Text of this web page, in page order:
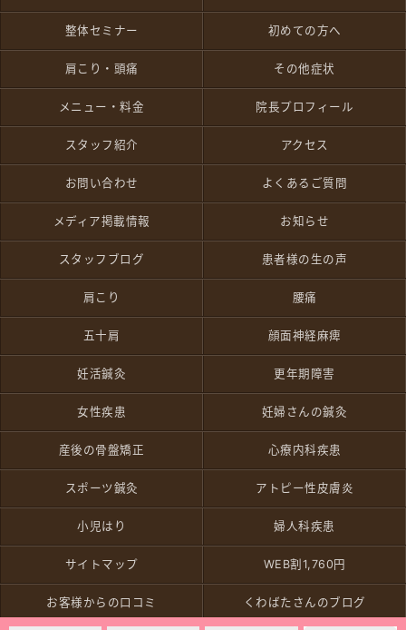
整体セミナー 初めての方へ
肩こり・頭痛 その他症状
メニュー・料金 院長プロフィール
スタッフ紹介 アクセス
お問い合わせ よくあるご質問
メディア掲載情報 お知らせ
スタッフブログ 患者様の生の声
肩こり 腰痛
五十肩 顔面神経麻痺
妊活鍼灸 更年期障害
女性疾患 妊婦さんの鍼灸
産後の骨盤矯正 心療内科疾患
スポーツ鍼灸 アトピー性皮膚炎
小児はり 婦人科疾患
サイトマップ WEB割1,760円
お客様からの口コミ くわばたさんのブログ